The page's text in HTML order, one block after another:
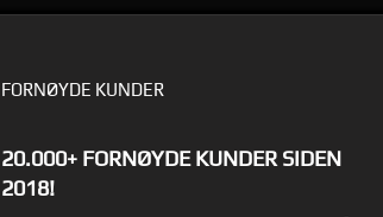
FORNØYDE KUNDER
20.000+ FORNØYDE KUNDER SIDEN
2018!